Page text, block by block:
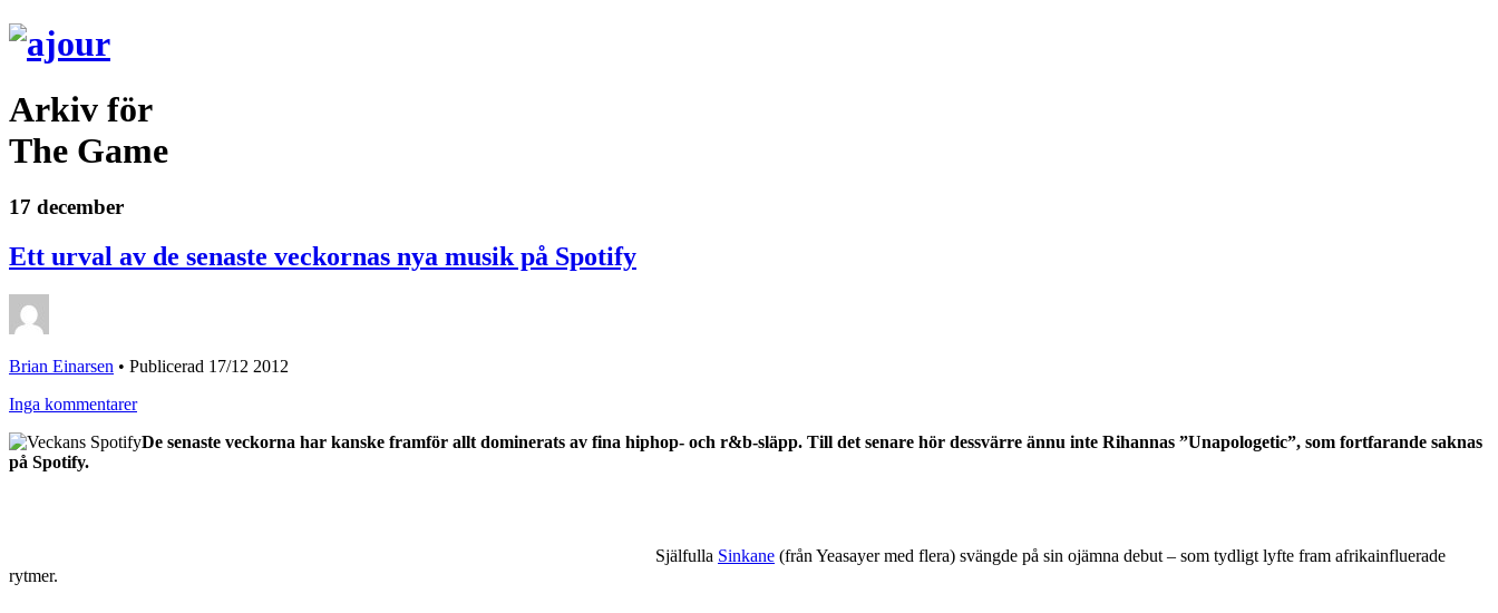
Arkiv för
The Game
17 december
Ett urval av de senaste veckornas nya musik på Spotify
Brian Einarsen • Publicerad 17/12 2012
Inga kommentarer
De senaste veckorna har kanske framför allt dominerats av fina hiphop- och r&b-släpp. Till det senare hör dessvärre ännu inte Rihannas ”Unapologetic”, som fortfarande saknas
på Spotify.
Själfulla Sinkane (från Yeasayer med flera) svängde på sin ojämna debut – som tydligt lyfte fram afrikainfluerade
rytmer.